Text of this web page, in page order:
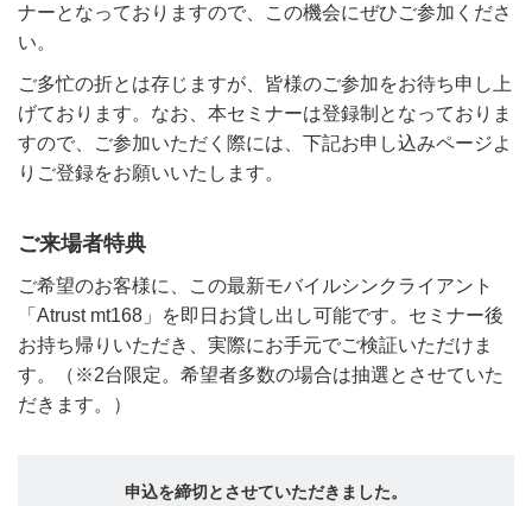
ナーとなっておりますので、この機会にぜひご参加くださ
い。
ご多忙の折とは存じますが、皆様のご参加をお待ち申し上
げております。なお、本セミナーは登録制となっておりま
すので、ご参加いただく際には、下記お申し込みページよ
りご登録をお願いいたします。
ご来場者特典
ご希望のお客様に、この最新モバイルシンクライアント
「Atrust mt168」を即日お貸し出し可能です。セミナー後
お持ち帰りいただき、実際にお手元でご検証いただけま
す。（※2台限定。希望者多数の場合は抽選とさせていた
だきます。）
申込を締切とさせていただきました。